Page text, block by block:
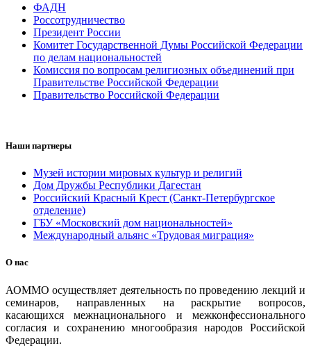
ФАДН
Россотрудничество
Президент России
Комитет Государственной Думы Российской Федерации
по делам национальностей
Комиссия по вопросам религиозных объединений при
Правительстве Российской Федерации
Правительство Российской Федерации
Наши партнеры
Музей истории мировых культур и религий
Дом Дружбы Республики Дагестан
Российский Красный Крест (Санкт-Петербургское
отделение)
ГБУ «Московский дом национальностей»
Международный альянс «Трудовая миграция»
О нас
АОММО осуществляет деятельность по проведению лекций и
семинаров, направленных на раскрытие вопросов,
касающихся межнационального и межконфессионального
согласия и сохранению многообразия народов Российской
Федерации.